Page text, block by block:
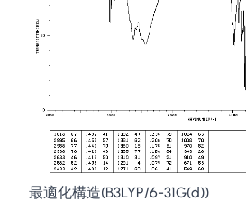
最適化構造(B3LYP/6-31G(d))